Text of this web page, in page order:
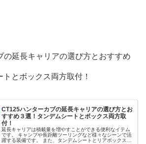
の延長キャリアの選び方とおすすめ
トとボックス両方取付！
CT125ハンターカブの延長キャリアの選び方とお
すすめ３選！タンデムシートとボックス両方取
付！
延長キャリアは積載量を増やすことができる便利なイテム
です。 キャンプや長距離ツーリングなど様々なシーンで活
躍する装備です。 また、タンデムシートとリアボックスを